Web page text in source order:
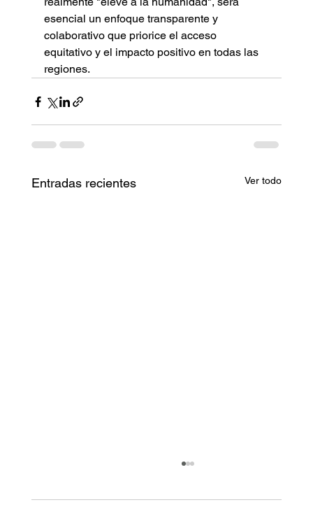
esencial un enfoque transparente y
colaborativo que priorice el acceso
equitativo y el impacto positivo en todas las
regiones.
Entradas recientes Ver todo